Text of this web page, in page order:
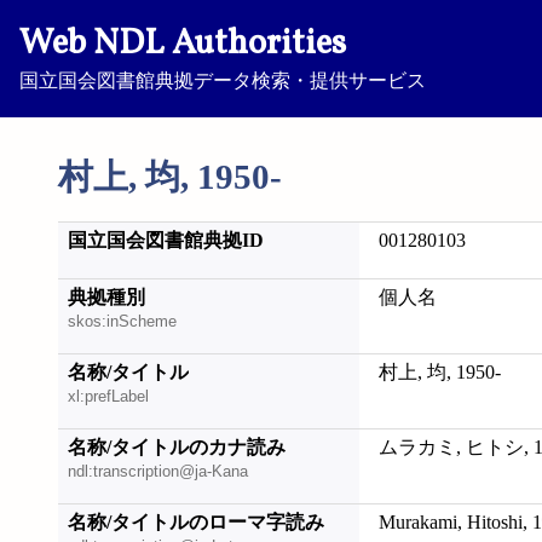
Web NDL Authorities
国立国会図書館典拠データ検索・提供サービス
村上, 均, 1950-
国立国会図書館典拠ID 001280103
典拠種別
skos:inScheme
個人名
名称/タイトル
xl:prefLabel
村上, 均, 1950-
名称/タイトルのカナ読み
ndl:transcription@ja-Kana
ムラカミ, ヒトシ,
名称/タイトルのローマ字読み Murakami, Hitoshi,